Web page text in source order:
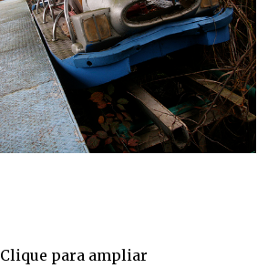
Clique para ampliar